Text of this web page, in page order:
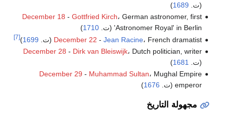
(ت. 1689
)
December 18 - Gottfried Kirch، German astronomer, first
'Astronomer Royal' in Berlin (ت.
1710
)
December 22 - Jean Racine، French dramatist (ت. 1699
)
[7]
December 28 - Dirk van Bleiswijk، Dutch politician, writer
(ت.
1681
)
December 29 - Muhammad Sultan، Mughal Empire
emperor (ت.
1676
)
مجهولة التاريخ